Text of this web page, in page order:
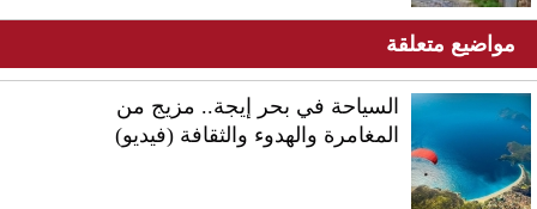
مواضيع متعلقة
السياحة في بحر إيجة.. مزيج من
المغامرة والهدوء والثقافة (فيديو)